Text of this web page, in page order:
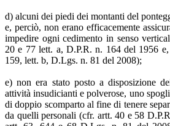
d) alcuni dei piedi dei montanti del
e, perciò, non erano efficacemente
impedire ogni cedimento in senso
20 e 77 lett. a, D.P.R. n. 164 del 1956
159, lett. b, D.Lgs. n. 81 del 2008);
e) non era stato posto a disposizione
attività insudicianti e polverose, uno
di doppio scomparto al fine di tenere
da quelli personali (cfr. artt. 40 e 58